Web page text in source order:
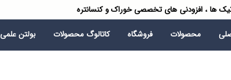
ها ، افزودنی های تخصصی خوراک و کنسانتره
محصولات فروشگاه کاتالوگ محصولات بولتن علمی